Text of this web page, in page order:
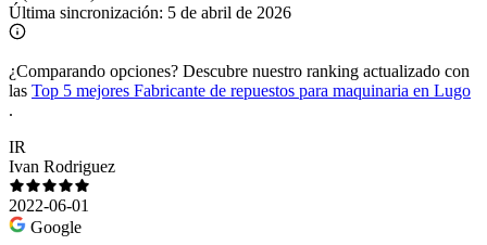
Última sincronización: 5 de abril de 2026
¿Comparando opciones? Descubre nuestro ranking actualizado con
las Top 5 mejores Fabricante de repuestos para maquinaria en Lugo
.
IR
Ivan Rodriguez
2022-06-01
Google